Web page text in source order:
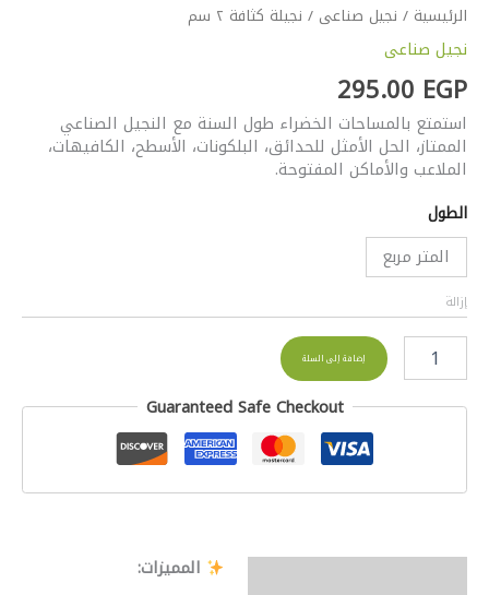
الرئيسية / نجيل صناعى / نجيلة كثافة ٢ سم
نجيل صناعى
295.00 EGP
استمتع بالمساحات الخضراء طول السنة مع النجيل الصناعي
الممتاز، الحل الأمثل للحدائق، البلكونات، الأسطح، الكافيهات،
الملاعب والأماكن المفتوحة.
الطول
المتر مربع
إزالة
إضافة إلى السلة
Guaranteed Safe Checkout
المميزات: